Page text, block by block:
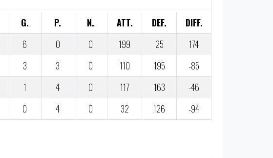
G. P. N. ATT. DEF.
DIFF.
6 0 0 199 25
174
3 3 0 110 195
-85
1 4 0 117 163
-46
0 4 0 32 126 -94